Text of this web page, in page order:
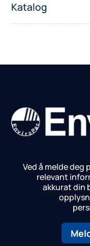
Katalog
Ved å melde deg
relevant
akkurat din